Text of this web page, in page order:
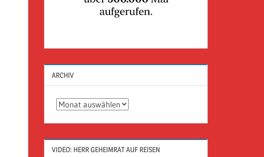
ARCHIV
Archiv
VIDEO: HERR GEHEIMRAT AUF REISEN